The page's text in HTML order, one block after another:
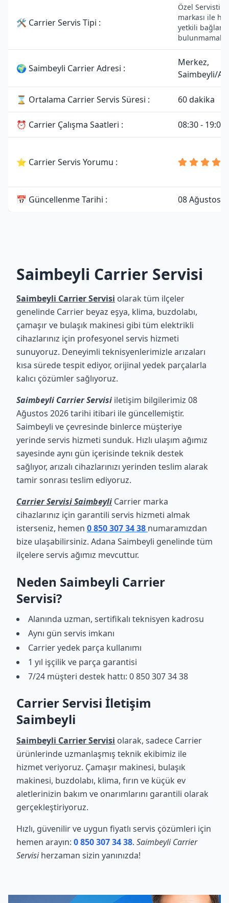
🛠 Carrier Servis Tipi :
Özel Servistir.
markası ile
yetkili
🌍 Saimbeyli Carrier Adresi :
Merkez,
Saimbeyli/
⌛ Ortalama Carrier Servis Süresi : 60 dakika
⏰ Carrier Çalışma Saatleri : 08:30 - 19:00
⭐ Carrier Servis Yorumu :
📅 Güncellenme Tarihi : 08 Ağustos
Saimbeyli Carrier Servisi
Saimbeyli Carrier Servisi olarak tüm ilçeler
genelinde Carrier beyaz eşya, klima, buzdolabı,
çamaşır ve bulaşık makinesi gibi tüm elektrikli
cihazlarınız için profesyonel servis hizmeti
sunuyoruz. Deneyimli teknisyenlerimizle arızaları
kısa sürede tespit ediyor, orijinal yedek parçalarla
kalıcı çözümler sağlıyoruz.
Saimbeyli Carrier Servisi iletişim bilgilerimiz 08
Ağustos 2026 tarihi itibari ile güncellemiştir.
Saimbeyli ve çevresinde binlerce müşteriye
yerinde servis hizmeti sunduk. Hızlı ulaşım ağımız
sayesinde aynı gün içerisinde teknik destek
sağlıyor, arızalı cihazlarınızı yerinden teslim alarak
tamir sonrası teslim ediyoruz.
Carrier Servisi Saimbeyli Carrier marka
cihazlarınız için garantili servis hizmeti almak
isterseniz, hemen 0 850 307 34 38 numaramızdan
bize ulaşabilirsiniz. Adana Saimbeyli genelinde tüm
ilçelere servis ağımız mevcuttur.
Neden Saimbeyli Carrier
Servisi?
Alanında uzman, sertifikalı teknisyen kadrosu
Aynı gün servis imkanı
Carrier yedek parça kullanımı
1 yıl işçilik ve parça garantisi
7/24 müşteri destek hattı: 0 850 307 34 38
Carrier Servisi İletişim
Saimbeyli
Saimbeyli Carrier Servisi olarak, sadece Carrier
ürünlerinde uzmanlaşmış teknik ekibimiz ile
hizmet veriyoruz. Çamaşır makinesi, bulaşık
makinesi, buzdolabı, klima, fırın ve küçük ev
aletlerinizin bakım ve onarımlarını garantili olarak
gerçekleştiriyoruz.
Hızlı, güvenilir ve uygun fiyatlı servis çözümleri için
hemen arayın: 0 850 307 34 38. Saimbeyli Carrier
Servisiherzaman sizin yanınızda!